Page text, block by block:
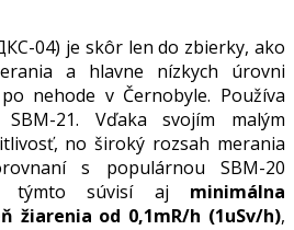
04) je skôr len do zbierky, ako
a hlavne nízkych úrovni
nehode v Černobyle. Používa
21. Vďaka svojím malým
no široký rozsah merania
s populárnou SBM-20
súvisí aj minimálna
žiarenia od 0,1mR/h (1uSv/h),